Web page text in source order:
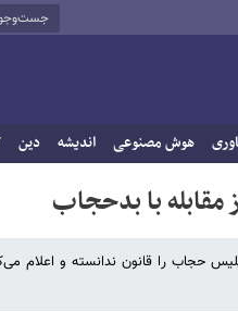
هوش مصنوعی اندیشه دین
مقابله با بدحجاب‌
حجاب را قانون ندانسته و اعلام